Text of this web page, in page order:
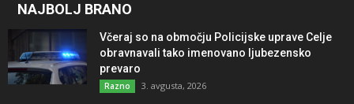
NAJBOLJ BRANO
Včeraj so na območju Policijske uprave Celje
obravnavali tako imenovano ljubezensko
prevaro
Razno 3. avgusta, 2026